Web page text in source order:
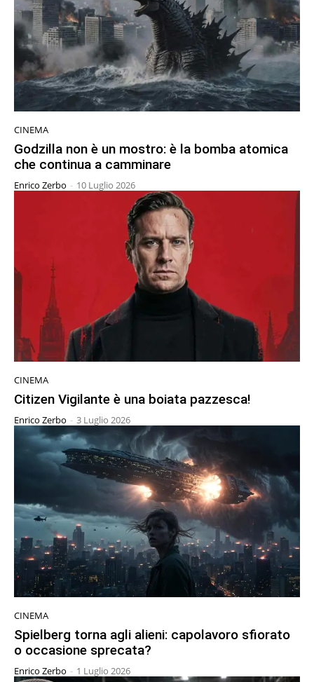
CINEMA
Godzilla non è un mostro: è la bomba atomica
che continua a camminare
Enrico Zerbo - 10 Luglio 2026
CINEMA
Citizen Vigilante è una boiata pazzesca!
Enrico Zerbo - 3 Luglio 2026
CINEMA
Spielberg torna agli alieni: capolavoro sfiorato
o occasione sprecata?
Enrico Zerbo - 1 Luglio 2026